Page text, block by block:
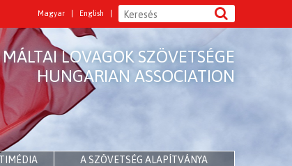
Magyar English
LOVAGOK SZÖVETSÉGE
HUNGARIAN ASSOCIATION
A SZÖVETSÉG ALAPÍTVÁNYA